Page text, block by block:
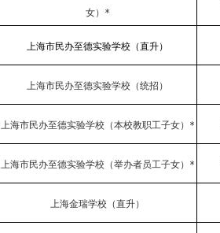
女）*
上海市民办至德实验学校（直升）
上海市民办至德实验学校（统招）
上海市民办至德实验学校（本校教职工子女）*
上海市民办至德实验学校（举办者员工子女）*
上海金瑞学校（直升）